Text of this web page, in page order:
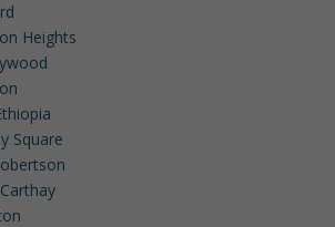
Heights
Square